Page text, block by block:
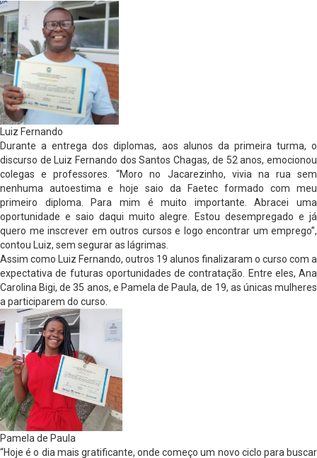
Luiz Fernando
Durante a entrega dos diplomas, aos alunos da primeira turma, o
discurso de Luiz Fernando dos Santos Chagas, de 52 anos, emocionou
colegas e professores. “Moro no Jacarezinho, vivia na rua sem
nenhuma autoestima e hoje saio da Faetec formado com meu
primeiro diploma. Para mim é muito importante. Abracei uma
oportunidade e saio daqui muito alegre. Estou desempregado e já
quero me inscrever em outros cursos e logo encontrar um emprego”,
contou Luiz, sem segurar as lágrimas.
Assim como Luiz Fernando, outros 19 alunos finalizaram o curso com a
expectativa de futuras oportunidades de contratação. Entre eles, Ana
Carolina Bigi, de 35 anos, e Pamela de Paula, de 19, as únicas mulheres
a participarem do curso.
Pamela de Paula
“Hoje é o dia mais gratificante, onde começo um novo ciclo para buscar